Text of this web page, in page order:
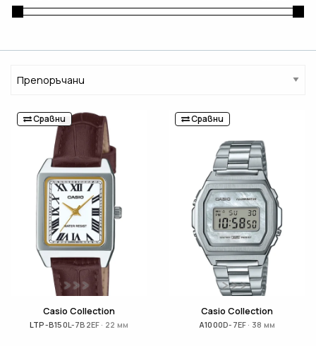
Сравни
Casio Collection
LTP-B150L-7B2EF · 22 мм
Сравни
Casio Collection
A1000D-7EF · 38 мм